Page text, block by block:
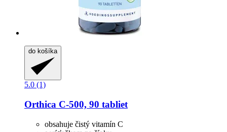
do košíka
5.0 (1)
Orthica C-​500, 90 tabliet
obsahuje čistý vitamín C